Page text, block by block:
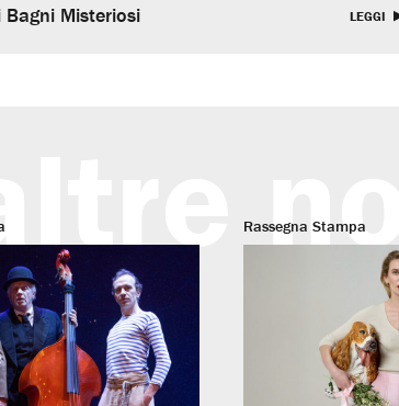
Bagni Misteriosi LEGGI
Rassegna Stampa